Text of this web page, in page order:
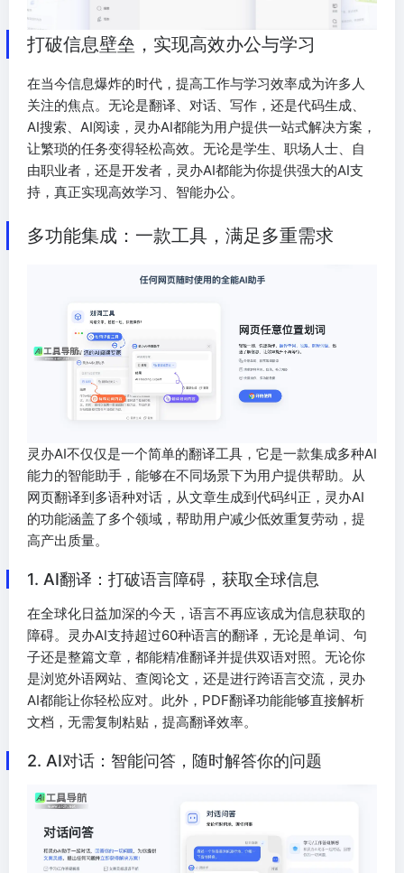
打破信息壁垒，实现高效办公与学习
在当今信息爆炸的时代，提高工作与学习效率成为许多人
关注的焦点。无论是翻译、对话、写作，还是代码生成、
AI搜索、AI阅读，灵办AI都能为用户提供一站式解决方案，
让繁琐的任务变得轻松高效。无论是学生、职场人士、自
由职业者，还是开发者，灵办AI都能为你提供强大的AI支
持，真正实现高效学习、智能办公。
多功能集成：一款工具，满足多重需求
灵办AI不仅仅是一个简单的翻译工具，它是一款集成多种AI
能力的智能助手，能够在不同场景下为用户提供帮助。从
网页翻译到多语种对话，从文章生成到代码纠正，灵办AI
的功能涵盖了多个领域，帮助用户减少低效重复劳动，提
高产出质量。
1. AI翻译：打破语言障碍，获取全球信息
在全球化日益加深的今天，语言不再应该成为信息获取的
障碍。灵办AI支持超过60种语言的翻译，无论是单词、句
子还是整篇文章，都能精准翻译并提供双语对照。无论你
是浏览外语网站、查阅论文，还是进行跨语言交流，灵办
AI都能让你轻松应对。此外，PDF翻译功能能够直接解析
文档，无需复制粘贴，提高翻译效率。
2. AI对话：智能问答，随时解答你的问题